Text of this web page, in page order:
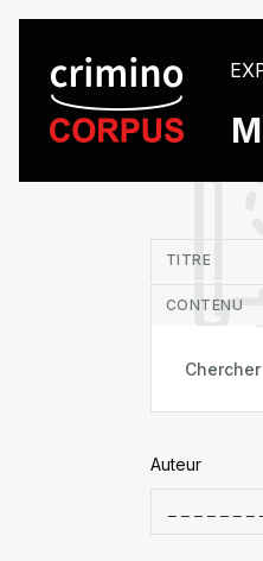
TITRE
CONTENU
Auteur
Panneau de gestion des